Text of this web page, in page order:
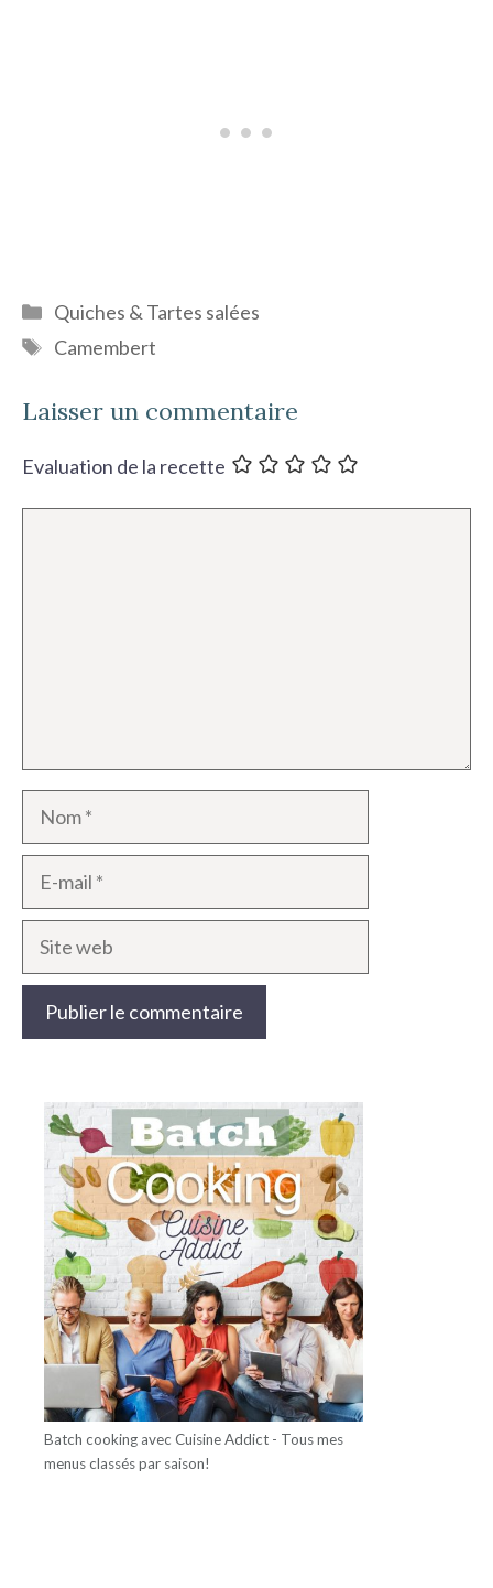
Catégories
Quiches & Tartes salées
Étiquettes
Camembert
Laisser un commentaire
Evaluation de la recette
Nom
mail
Site
web
Batch cooking avec Cuisine Addict - Tous mes
menus classés par saison!